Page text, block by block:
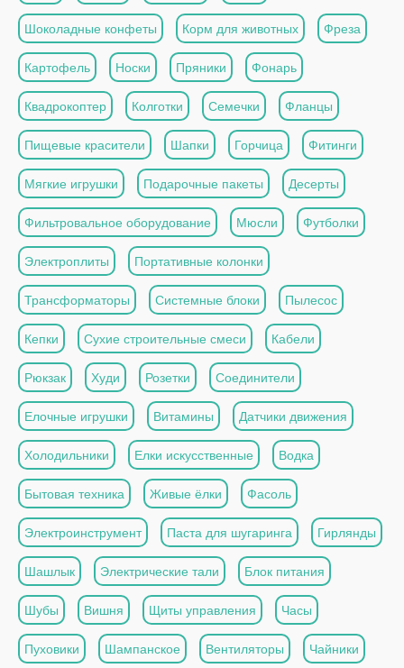
Шоколадные конфеты Корм для животных Фреза
Картофель Носки Пряники Фонарь
Квадрокоптер Колготки Семечки Фланцы
Пищевые красители Шапки Горчица Фитинги
Мягкие игрушки Подарочные пакеты Десерты
Фильтровальное оборудование Мюсли Футболки
Электроплиты Портативные колонки
Трансформаторы Системные блоки Пылесос
Кепки Сухие строительные смеси Кабели
Рюкзак Худи Розетки Соединители
Елочные игрушки Витамины Датчики движения
Холодильники Елки искусственные Водка
Бытовая техника Живые ёлки Фасоль
Электроинструмент Паста для шугаринга Гирлянды
Шашлык Электрические тали Блок питания
Шубы Вишня Щиты управления Часы
Пуховики Шампанское Вентиляторы Чайники